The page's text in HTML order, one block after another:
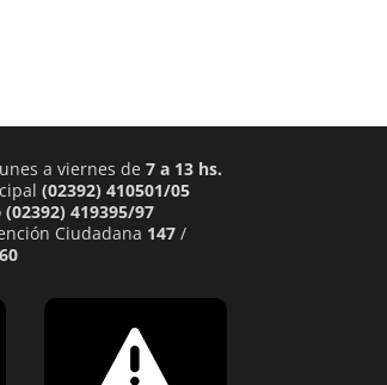
a viernes de 7 a 13 hs.
(02392) 410501/05
(02392) 419395/97
Ciudadana 147/
